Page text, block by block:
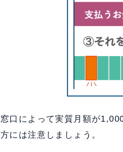
窓口によって実質月額が
方には注意しましょう。